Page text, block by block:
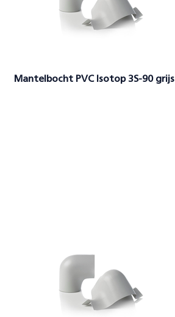
Mantelbocht PVC Isotop 3S-90 grijs